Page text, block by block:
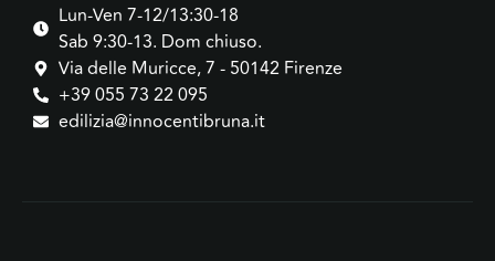
Lun-Ven 7-12/13:30-18
Sab 9:30-13. Dom chiuso.
Via delle Muricce, 7 - 50142 Firenze
+39 055 73 22 095
edilizia@innocentibruna.it